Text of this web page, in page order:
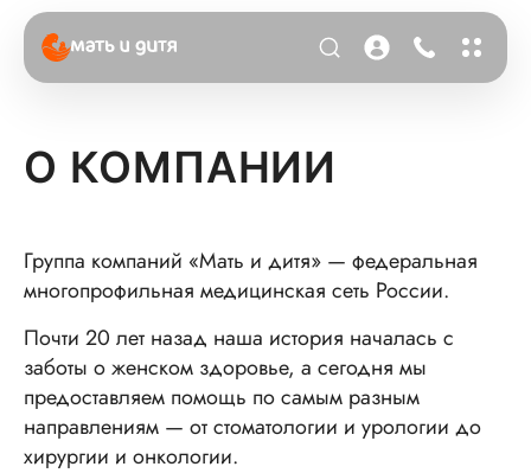
О КОМПАНИИ
Группа компаний «Мать и дитя» — федеральная
многопрофильная медицинская сеть России.
Почти 20 лет назад наша история началась с
заботы о женском здоровье, а сегодня мы
предоставляем помощь по самым разным
направлениям — от стоматологии и урологии до
хирургии и онкологии.